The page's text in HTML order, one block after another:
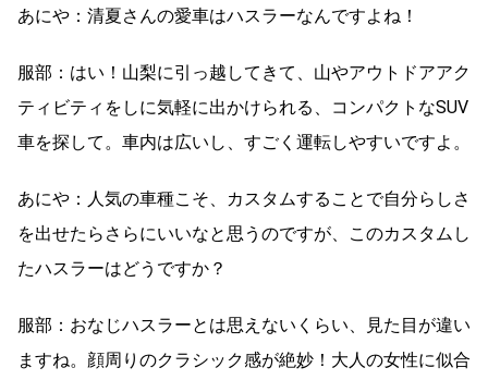
あにや：清夏さんの愛車はハスラーなんですよね！
服部：はい！山梨に引っ越してきて、山やアウトドアアク
ティビティをしに気軽に出かけられる、コンパクトなSUV
車を探して。車内は広いし、すごく運転しやすいですよ。
あにや：人気の車種こそ、カスタムすることで自分らしさ
を出せたらさらにいいなと思うのですが、このカスタムし
たハスラーはどうですか？
服部：おなじハスラーとは思えないくらい、見た目が違い
ますね。顔周りのクラシック感が絶妙！大人の女性に似合